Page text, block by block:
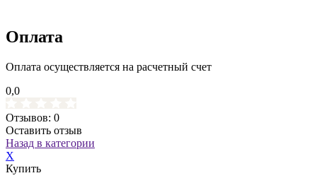
Оплата
Оплата осуществляется на расчетный счет
0,0
Отзывов: 0
Оставить отзыв
Назад в категории
X
Купить